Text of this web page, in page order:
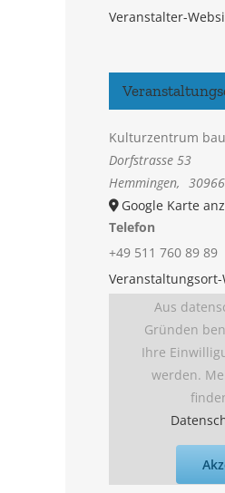
Veranstalter-
Kulturzentrum
Dorfstrasse 53
Hemmingen, 30966
Google Karte
Telefon
+49 511 760 89 89
Aus
Gründen
Ihre
werden.